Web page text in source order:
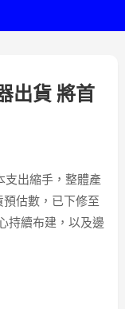
出貨 將首
支出縮手，整體產
估數，已下修至
持續布建，以及邊